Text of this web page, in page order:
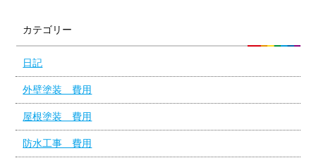
カテゴリー
日記
外壁塗装 費用
屋根塗装 費用
防水工事 費用